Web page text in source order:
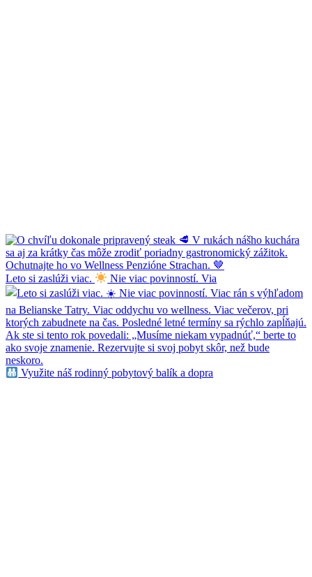
Leto si zaslúži viac. Nie viac povinností. Via
Využite náš rodinný pobytový balík a dopra